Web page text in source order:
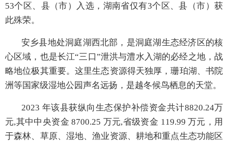
53个区、县（市） 入选 ，湖南省仅有3个区 、县（市）获
此殊荣。
安乡县地处洞庭湖西北部， 是洞庭湖生态经济区的核
心区域， 也是长江“三口”泄洪与澧水入湖的必经之地，战
略地位极其重要。这里生态资源得天独厚，珊珀湖、书院
洲等国家级湿地公园声名远扬，是越冬候鸟栖息的天堂。
2023 年该县获纵向生态保护补偿资金共计8820.24万
元,其中中央资金 8700.25 万元,省级资金 119.99 万元 ，用
于森林、草原、湿地、渔业资源、耕地和重点生态功能区